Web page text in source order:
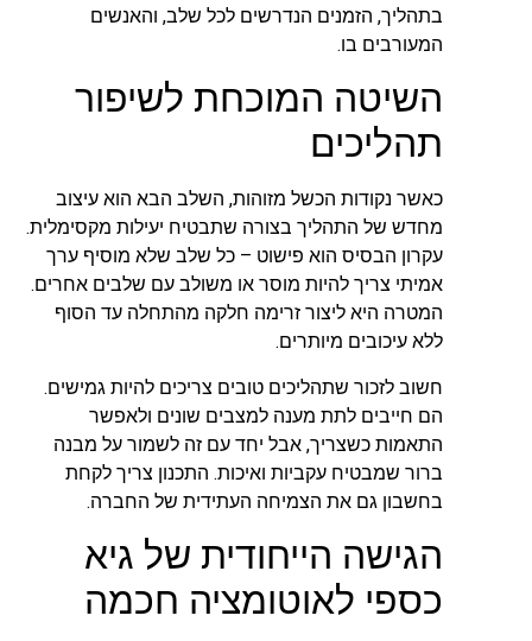
בתהליך, הזמנים הנדרשים לכל שלב, והאנשים
המעורבים בו.
השיטה המוכחת לשיפור
תהליכים
כאשר נקודות הכשל מזוהות, השלב הבא הוא עיצוב
מחדש של התהליך בצורה שתבטיח יעילות מקסימלית.
עקרון הבסיס הוא פישוט – כל שלב שלא מוסיף ערך
אמיתי צריך להיות מוסר או משולב עם שלבים אחרים.
המטרה היא ליצור זרימה חלקה מהתחלה עד הסוף
ללא עיכובים מיותרים.
חשוב לזכור שתהליכים טובים צריכים להיות גמישים.
הם חייבים לתת מענה למצבים שונים ולאפשר
התאמות כשצריך, אבל יחד עם זה לשמור על מבנה
ברור שמבטיח עקביות ואיכות. התכנון צריך לקחת
בחשבון גם את הצמיחה העתידית של החברה.
הגישה הייחודית של גיא
כספי לאוטומציה חכמה